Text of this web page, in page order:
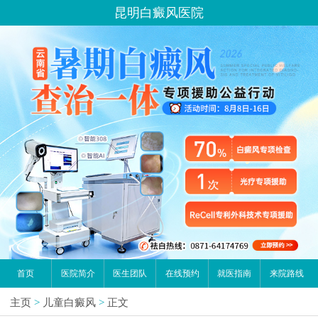
昆明白癜风医院
首页 医院简介 医生团队 在线预约 就医指南 来院路线
主页 > 儿童白癜风 > 正文